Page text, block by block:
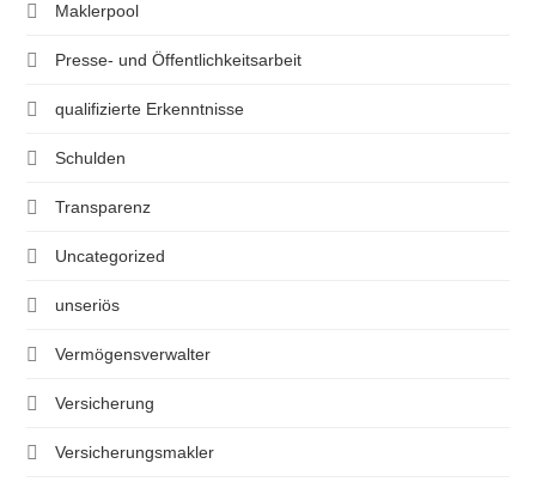
Maklerpool
Presse- und Öffentlichkeitsarbeit
qualifizierte Erkenntnisse
Schulden
Transparenz
Uncategorized
unseriös
Vermögensverwalter
Versicherung
Versicherungsmakler